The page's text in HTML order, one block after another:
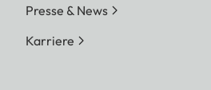
Presse & News
Karriere